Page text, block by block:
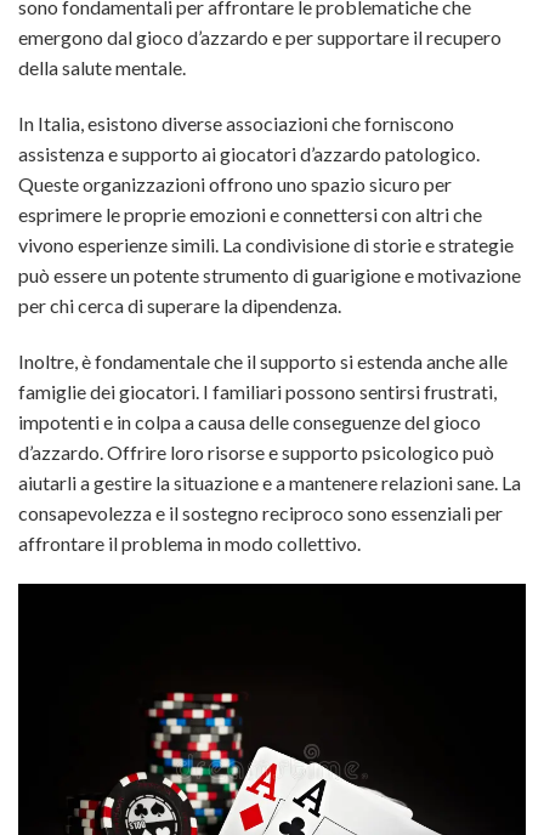
sono fondamentali per affrontare le problematiche che
emergono dal gioco d’azzardo e per supportare il recupero
della salute mentale.
In Italia, esistono diverse associazioni che forniscono
assistenza e supporto ai giocatori d’azzardo patologico.
Queste organizzazioni offrono uno spazio sicuro per
esprimere le proprie emozioni e connettersi con altri che
vivono esperienze simili. La condivisione di storie e strategie
può essere un potente strumento di guarigione e motivazione
per chi cerca di superare la dipendenza.
Inoltre, è fondamentale che il supporto si estenda anche alle
famiglie dei giocatori. I familiari possono sentirsi frustrati,
impotenti e in colpa a causa delle conseguenze del gioco
d’azzardo. Offrire loro risorse e supporto psicologico può
aiutarli a gestire la situazione e a mantenere relazioni sane. La
consapevolezza e il sostegno reciproco sono essenziali per
affrontare il problema in modo collettivo.